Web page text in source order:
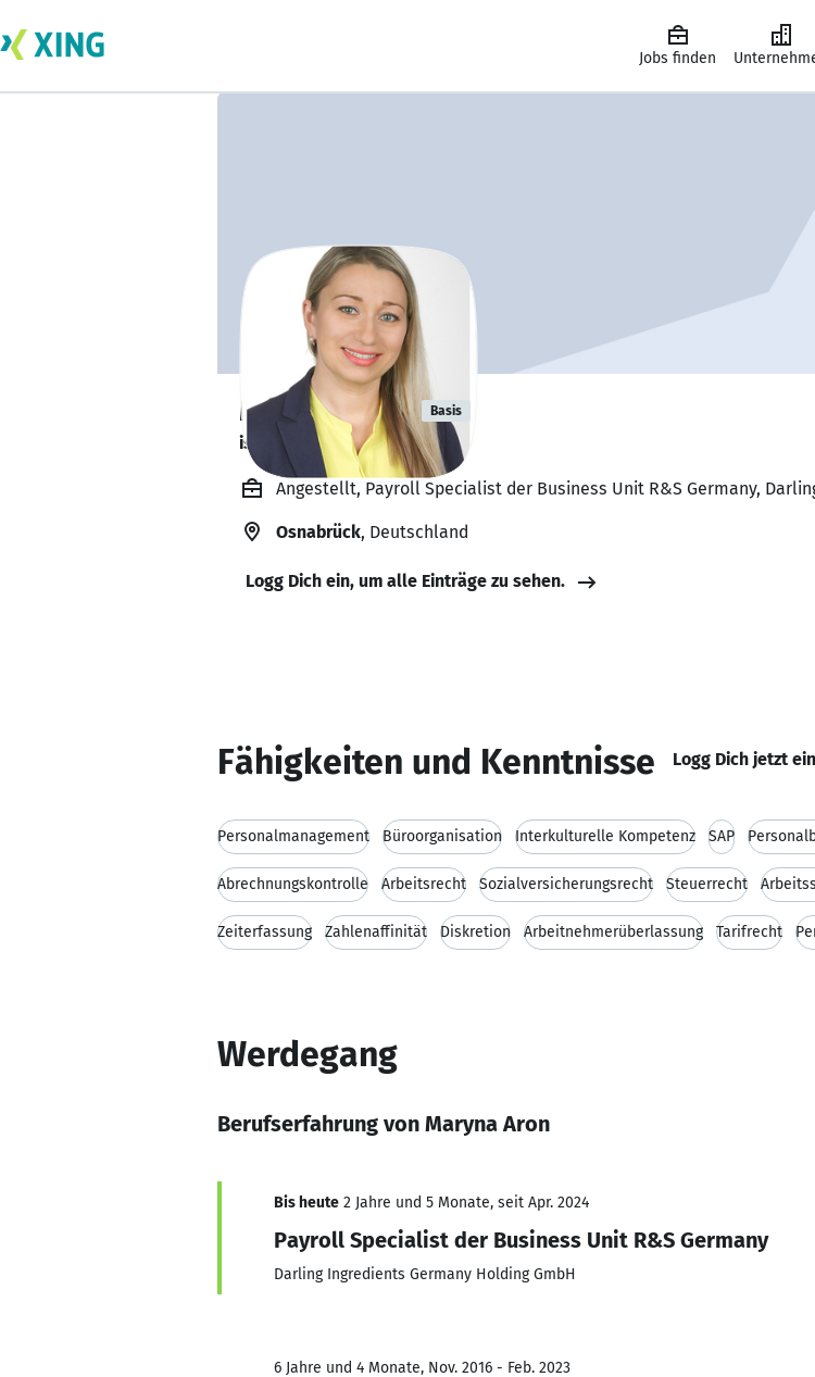
Jobs finden
Maryna Aron Basis
ist offen für Projekte. 🔎
Angestellt, Payroll Specialist der Business Unit R&S Germany,
Osnabrück, Deutschland
Logg Dich ein, um alle Einträge zu sehen.
Fähigkeiten und Kenntnisse Logg Dich jetzt
Personalmanagement Büroorganisation Interkulturelle Kompetenz SAP
Abrechnungskontrolle Arbeitsrecht Sozialversicherungsrecht Steuerrecht
Zeiterfassung Zahlenaffinität Diskretion Arbeitnehmerüberlassung Tarifrecht
Werdegang
Berufserfahrung von Maryna Aron
Bis heute 2 Jahre und 5 Monate, seit Apr. 2024
Payroll Specialist der Business Unit R&S Germany
Darling Ingredients Germany Holding GmbH
6 Jahre und 4 Monate, Nov. 2016 - Feb. 2023